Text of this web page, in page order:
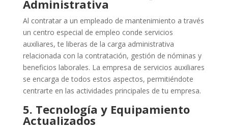
Administrativa
Al contratar a un empleado de mantenimiento a través
un centro especial de empleo conde servicios
auxiliares, te liberas de la carga administrativa
relacionada con la contratación, gestión de nóminas y
beneficios laborales. La empresa de servicios auxiliares
se encarga de todos estos aspectos, permitiéndote
centrarte en las actividades principales de tu empresa.
5. Tecnología y Equipamiento
Actualizados